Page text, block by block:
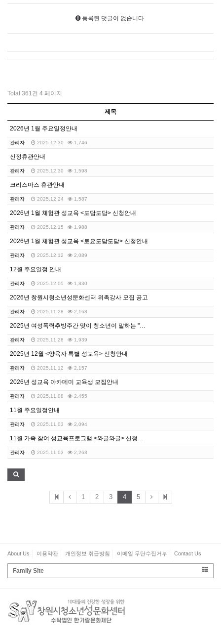
등록된 댓글이 없습니다.
Total 361건 4 페이지
제목
2026년 1월 주요일정안내
관리자 2025.12.30 1,746
신정휴관안내
관리자 2025.12.30 1,598
크리스마스 휴관안내
관리자 2025.12.24 1,587
2026년 1월 체험관 성교육 <도담도담> 신청안내
관리자 2025.12.15 1,988
2026년 1월 체험관 성교육 <토요도담도담> 신청안내
관리자 2025.12.12 2,089
12월 주요일정 안내
관리자 2025.12.05 1,830
2026년 창원시청소년성문화센터 위촉강사 모집 공고
관리자 2025.11.28 2,168
관리자 2025.11.28 1,939
2025년 12월 <양육자 특별 성교육> 신청안내
관리자 2025.11.12 2,157
2026년 성교육 아카데미 교육생 모집안내
관리자 2025.11.08 2,455
11월 주요일정안내
관리자 2025.11.03 2,094
관리자 2025.11.03 2,268
1 2 3 4 5
About Us 이용약관 개인정보 취급방침 이메일 무단수집거부 Contact Us
Family Site